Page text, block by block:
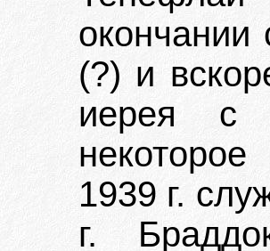
(?) и
иерея с
1939 г.
г.